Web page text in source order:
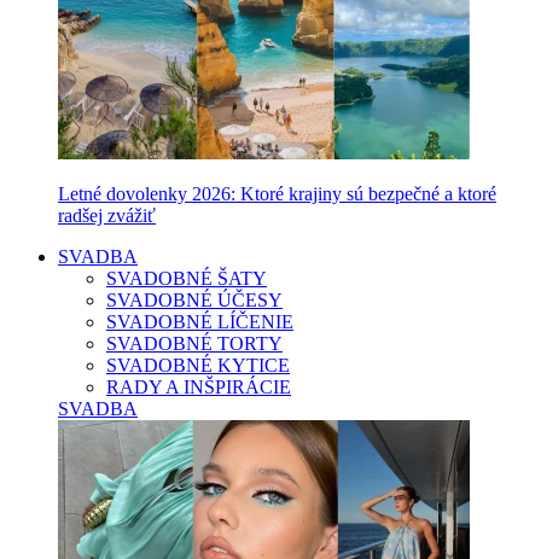
Letné dovolenky 2026: Ktoré krajiny sú bezpečné a ktoré
radšej zvážiť
SVADBA
SVADOBNÉ ŠATY
SVADOBNÉ ÚČESY
SVADOBNÉ LÍČENIE
SVADOBNÉ TORTY
SVADOBNÉ KYTICE
RADY A INŠPIRÁCIE
SVADBA